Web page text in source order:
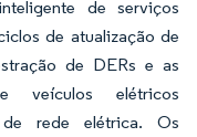
de serviços
de atualização de
de DERs e as
veículos elétricos
de rede elétrica. Os